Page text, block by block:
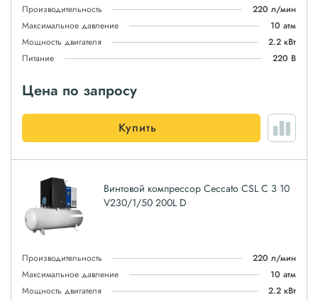
Производительность
220 л/мин
Максимальное давление
10 атм
Мощность двигателя
2.2 кВт
Питание
220 В
Цена по запросу
Купить
Винтовой компрессор Ceccato CSL C 3 10
V230/1/50 200L D
Производительность
220 л/мин
Максимальное давление
10 атм
Мощность двигателя
2.2 кВт